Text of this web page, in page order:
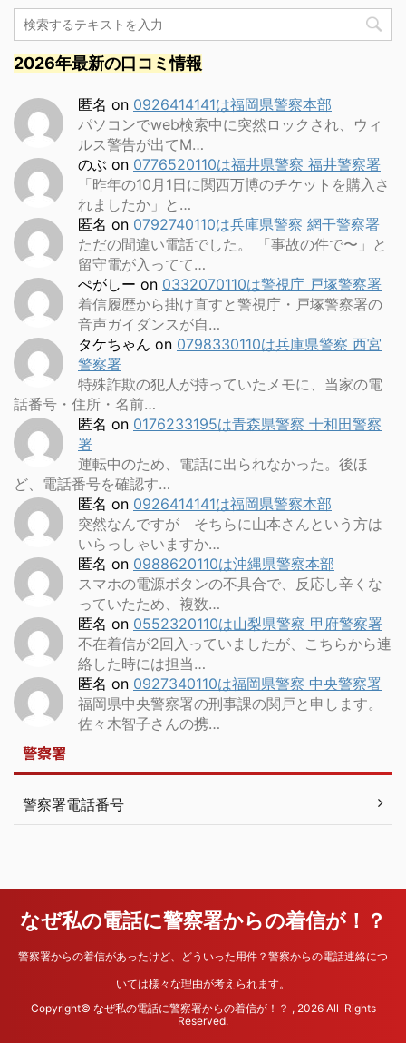
2026年最新の口コミ情報
匿名 on 0926414141は福岡県警察本部
パソコンでweb検索中に突然ロックされ、ウィ
ルス警告が出てM…
のぶ on 0776520110は福井県警察 福井警察署
「昨年の10月1日に関西万博のチケットを購入さ
れましたか」と…
匿名 on 0792740110は兵庫県警察 網干警察署
ただの間違い電話でした。 「事故の件で〜」と
留守電が入ってて…
ぺがしー on 0332070110は警視庁 戸塚警察署
着信履歴から掛け直すと警視庁・戸塚警察署の
音声ガイダンスが自…
タケちゃん on 0798330110は兵庫県警察 西宮
警察署
特殊詐欺の犯人が持っていたメモに、当家の電
話番号・住所・名前…
匿名 on 0176233195は青森県警察 十和田警察
署
運転中のため、電話に出られなかった。後ほ
ど、電話番号を確認す…
匿名 on 0926414141は福岡県警察本部
突然なんですが そちらに山本さんという方は
いらっしゃいますか…
匿名 on 0988620110は沖縄県警察本部
スマホの電源ボタンの不具合で、反応し辛くな
っていたため、複数…
匿名 on 0552320110は山梨県警察 甲府警察署
不在着信が2回入っていましたが、こちらから連
絡した時には担当…
匿名 on 0927340110は福岡県警察 中央警察署
福岡県中央警察署の刑事課の関戸と申します。
佐々木智子さんの携…
警察署
警察署電話番号
なぜ私の電話に警察署からの着信が！？
警察署からの着信があったけど、どういった用件？警察からの電話連絡につ
いては様々な理由が考えられます。
Copyright© なぜ私の電話に警察署からの着信が！？ , 2026 All Rights
Reserved.